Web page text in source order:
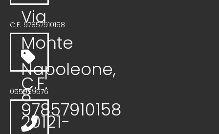
Via
Monte
Napoleone,
8
20121-
C.F. 97857910158
C.F.
97857910158
055959576